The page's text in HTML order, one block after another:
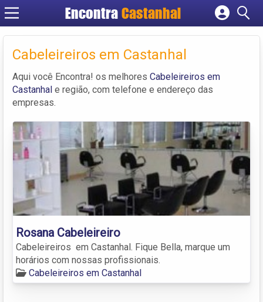
EncontraCastanhal
Cadastrar empresa
Criar conta
Cabeleireiros em Castanhal
Aqui você Encontra! os melhores Cabeleireiros em
Castanhal e região, com telefone e endereço das
empresas.
Rosana Cabeleireiro
Cabeleireiros em Castanhal. Fique Bella, marque um
horários com nossas profissionais.
Cabeleireiros em Castanhal